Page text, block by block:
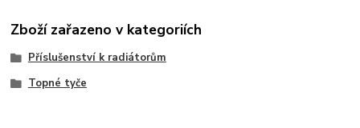
Zboží zařazeno v kategoriích
Příslušenství k radiátorům
Topné tyče